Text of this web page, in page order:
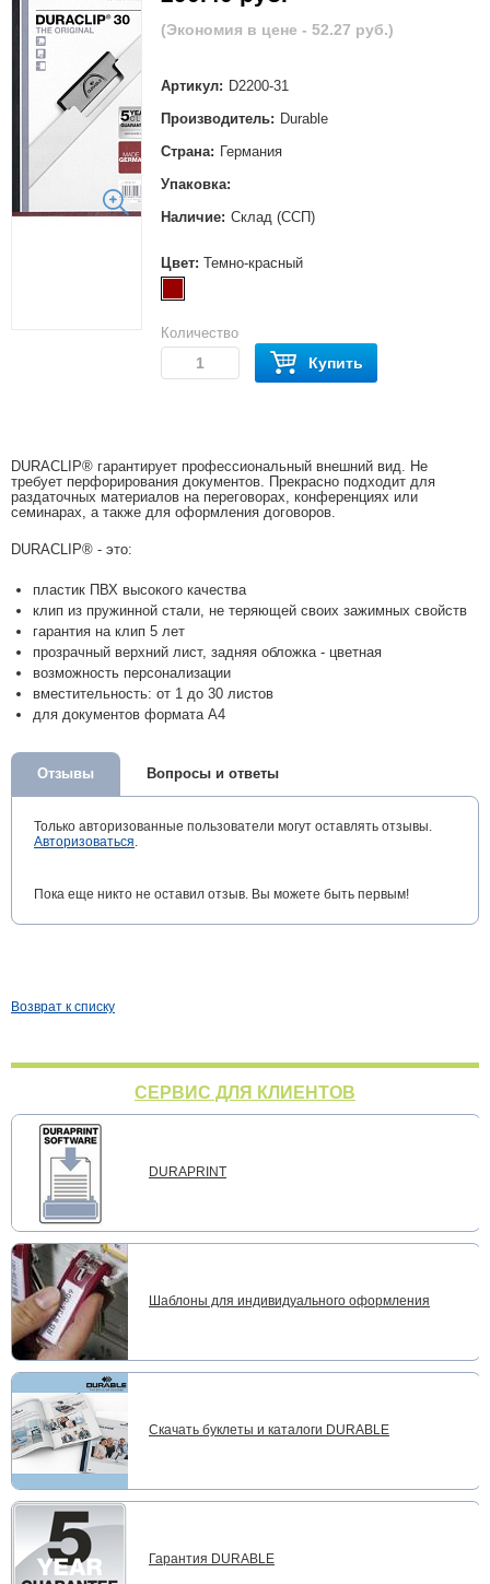
(Экономия в цене - 52.27 руб.)
Артикул: D2200-31
Производитель: Durable
Страна: Германия
Упаковка:
Наличие: Склад (ССП)
Цвет: Темно-красный
Количество
Купить
DURACLIP® гарантирует профессиональный внешний вид. Не
требует перфорирования документов. Прекрасно подходит для
раздаточных материалов на переговорах, конференциях или
семинарах, а также для оформления договоров.
DURACLIP® - это:
пластик ПВХ высокого качества
клип из пружинной стали, не теряющей своих зажимных свойств
гарантия на клип 5 лет
прозрачный верхний лист, задняя обложка - цветная
возможность персонализации
вместительность: от 1 до 30 листов
для документов формата А4
Отзывы Вопросы и ответы
Только авторизованные пользователи могут оставлять отзывы.
Авторизоваться.
Пока еще никто не оставил отзыв. Вы можете быть первым!
Возврат к списку
СЕРВИС ДЛЯ КЛИЕНТОВ
DURAPRINT
Шаблоны для индивидуального оформления
Скачать буклеты и каталоги DURABLE
Гарантия DURABLE